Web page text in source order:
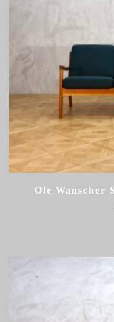
Ole Wanscher